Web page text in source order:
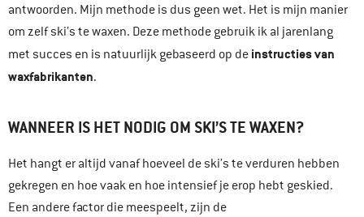
antwoorden. Mijn methode is dus geen wet. Het is mijn manier
om zelf ski’s te waxen. Deze methode gebruik ik al jarenlang
met succes en is natuurlijk gebaseerd op de instructies van
waxfabrikanten.
WANNEER IS HET NODIG OM SKI’S TE WAXEN?
Het hangt er altijd vanaf hoeveel de ski’s te verduren hebben
gekregen en hoe vaak en hoe intensief je erop hebt geskied.
Een andere factor die meespeelt, zijn de